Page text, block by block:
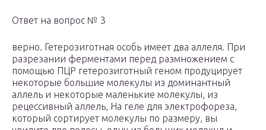
Ответ на вопрос № 3
верно. Гетерозиготная особь имеет два аллеля. При
разрезании ферментами перед размножением с
помощью ПЦР гетерозиготный геном продуцирует
некоторые большие молекулы из доминантный
аллель и некоторые маленькие молекулы, из
рецессивный аллель, На геле для электрофореза,
который сортирует молекулы по размеру, вы